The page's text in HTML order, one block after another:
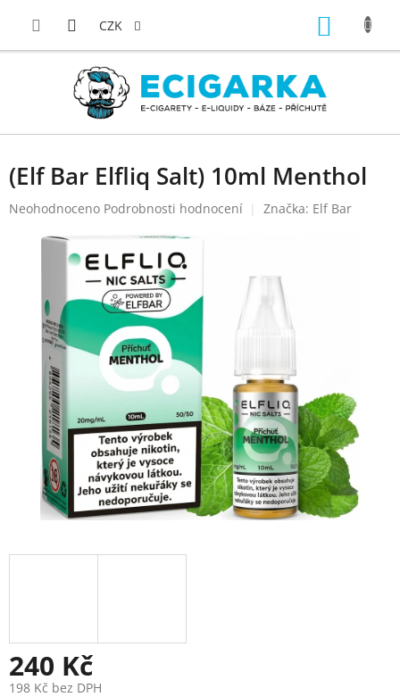
CZK
(Elf Bar Elfliq Salt) 10ml Menthol
Průměrné
produktu
hvězdiček.
Neohodnoceno Podrobnosti hodnocení Značka: Elf Bar
240 Kč
198 Kč bez DPH